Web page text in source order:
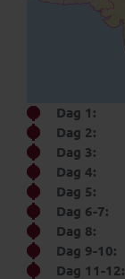
Dag 1:
Dag 2:
Dag 3:
Dag 4:
Dag 5:
Dag 6-7:
Dag 8:
Dag 9-10:
Dag 11-12: